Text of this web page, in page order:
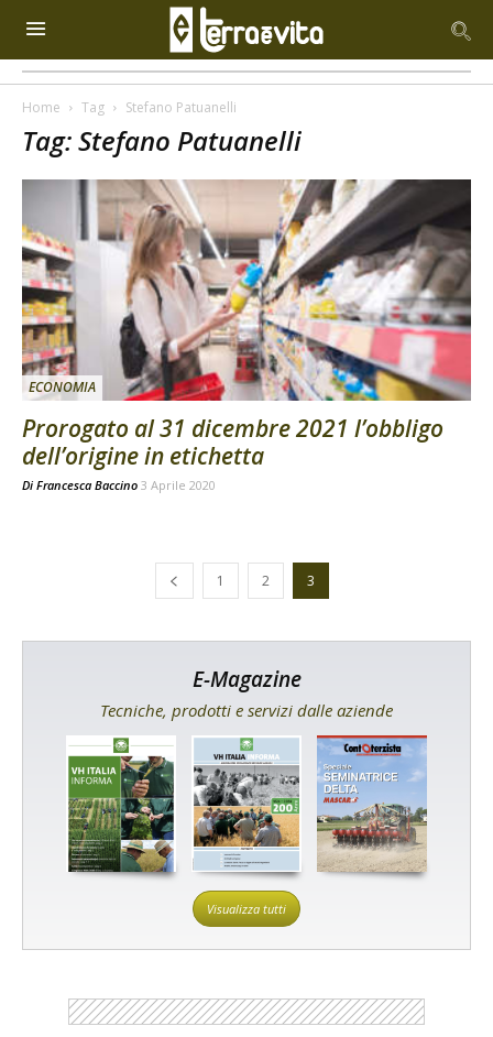
Home Tag Stefano Patuanelli
Tag: Stefano Patuanelli
ECONOMIA
Prorogato al 31 dicembre 2021 l’obbligo
dell’origine in etichetta
Di Francesca Baccino 3 Aprile 2020
1 2 3
E-Magazine
Tecniche, prodotti e servizi dalle aziende
Visualizza tutti